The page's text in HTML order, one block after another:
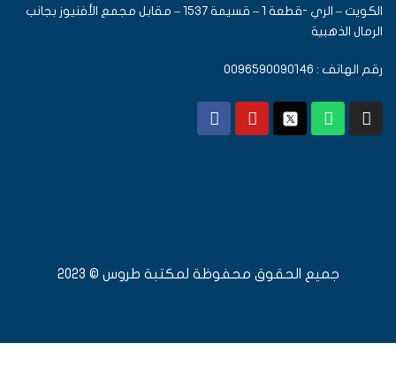
الكويت – الري -قطعة 1 – قسيمة 1537 – مقابل مجمع الأفنيوز بجانب
الرمال الذهبية
رقم الهاتف : 0096590090146
جميع الحقوق محفوظة لمكتبة طروس © 2023